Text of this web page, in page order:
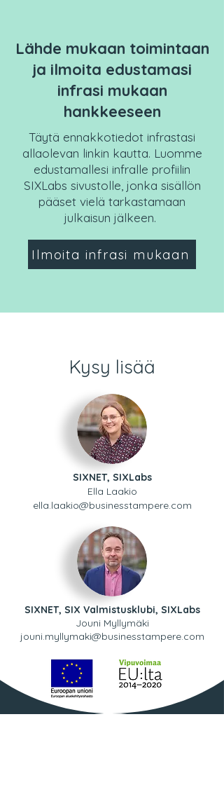
Lähde mukaan toimintaan
ja ilmoita edustamasi
infrasi mukaan
hankkeeseen
Täytä ennakkotiedot infrastasi
allaolevan linkin kautta. Luomme
edustamallesi infralle profiilin
SIXLabs sivustolle, jonka sisällön
pääset vielä tarkastamaan
julkaisun jälkeen.
Ilmoita infrasi mukaan
Kysy lisää
SIXNET, SIXLabs
Ella Laakio
ella.laakio@businesstampere.com
SIXNET, SIX Valmistusklubi, SIXLabs
Jouni Myllymäki
jouni.myllymaki@businesstampere.com